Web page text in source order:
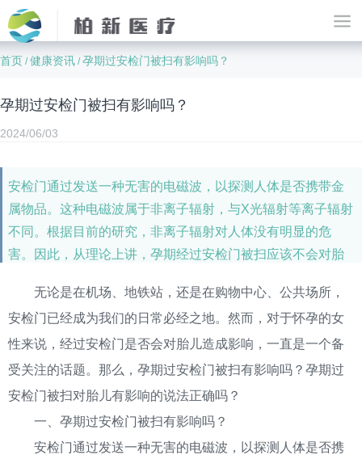
首页 /健康资讯 /孕期过安检门被扫有影响吗？
孕期过安检门被扫有影响吗？
2024/06/03
安检门通过发送一种无害的电磁波，以探测人体是否携带金
属物品。这种电磁波属于非离子辐射，与X光辐射等离子辐射
不同。根据目前的研究，非离子辐射对人体没有明显的危
害。因此，从理论上讲，孕期经过安检门被扫应该不会对胎
无论是在机场、地铁站，还是在购物中心、公共场所，
安检门已经成为我们的日常必经之地。然而，对于怀孕的女
性来说，经过安检门是否会对胎儿造成影响，一直是一个备
受关注的话题。那么，孕期过安检门被扫有影响吗？孕期过
安检门被扫对胎儿有影响的说法正确吗？
一、孕期过安检门被扫有影响吗？
安检门通过发送一种无害的电磁波，以探测人体是否携